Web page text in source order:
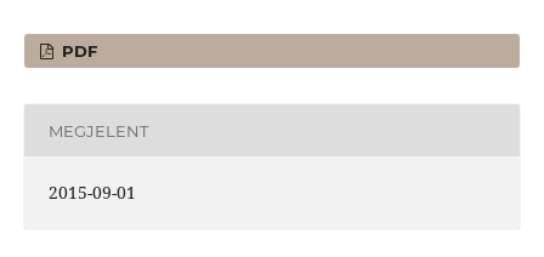
PDF
MEGJELENT
2015-09-01